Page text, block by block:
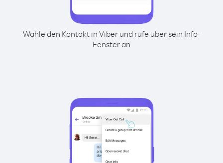
Wähle den Kontakt in Viber und rufe über sein Info-
Fenster an